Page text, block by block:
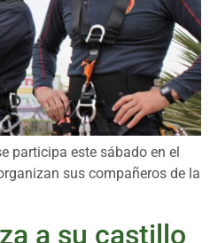
participa este sábado en el
sus compañeros de la
a su castillo